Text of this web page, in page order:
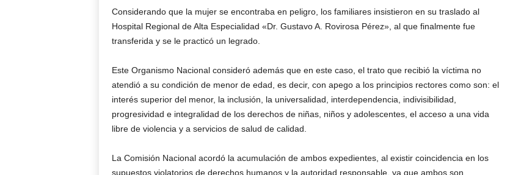
Considerando que la mujer se encontraba en peligro, los familiares insistieron en su traslado al
Hospital Regional de Alta Especialidad «Dr. Gustavo A. Rovirosa Pérez», al que finalmente fue
transferida y se le practicó un legrado.
Este Organismo Nacional consideró además que en este caso, el trato que recibió la víctima no
atendió a su condición de menor de edad, es decir, con apego a los principios rectores como son: el
interés superior del menor, la inclusión, la universalidad, interdependencia, indivisibilidad,
progresividad e integralidad de los derechos de niñas, niños y adolescentes, el acceso a una vida
libre de violencia y a servicios de salud de calidad.
La Comisión Nacional acordó la acumulación de ambos expedientes, al existir coincidencia en los
supuestos violatorios de derechos humanos y la autoridad responsable, ya que ambos son